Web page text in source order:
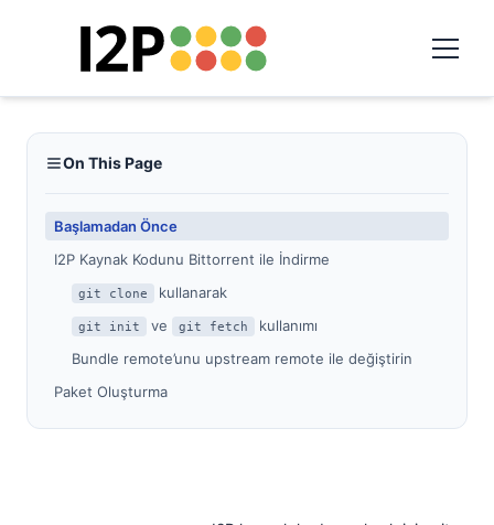
On This Page
Başlamadan Önce
I2P Kaynak Kodunu Bittorrent ile İndirme
git clone kullanarak
git init ve git fetch
kullanımı
Bundle remote’unu upstream remote ile değiştirin
Paket Oluşturma